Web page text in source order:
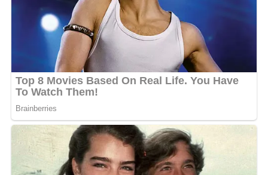
«La famille, le clip est disponible sur YouTube ! Allez-y
visionner, liker, commenter et partager. Un immense
merci au réal Wiltrand.shot_officiel pour sa créativité et
son professionnalisme. Un grand merci à tous les
danseurs et figurants qui ont apporté leur énergie et leur
talent. On est ensemble. L’EP 5ème Dimension bientôt
disponible», a publié le rappeur sur Instagram.